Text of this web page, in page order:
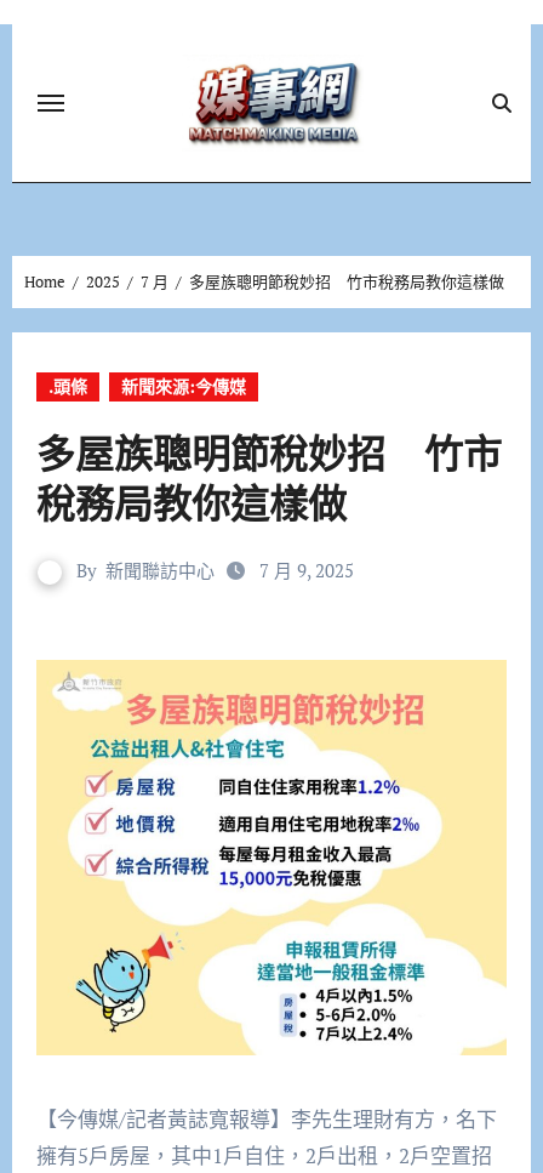
Home 2025 7 月 多屋族聰明節稅妙招 竹市稅務局教你這樣做
.頭條 新聞來源:今傳媒
多屋族聰明節稅妙招 竹市
稅務局教你這樣做
By 新聞聯訪中心 7 月 9, 2025
【今傳媒/記者黃誌寬報導】李先生理財有方，名下
擁有5戶房屋，其中1戶自住，2戶出租，2戶空置招